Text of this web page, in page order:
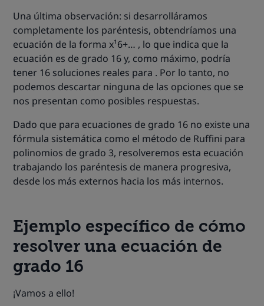
Una última observación: si desarrolláramos
completamente los paréntesis, obtendríamos una
ecuación de la forma x¹6+… , lo que indica que la
ecuación es de grado 16 y, como máximo, podría
tener 16 soluciones reales para . Por lo tanto, no
podemos descartar ninguna de las opciones que se
nos presentan como posibles respuestas.
Dado que para ecuaciones de grado 16 no existe una
fórmula sistemática como el método de Ruffini para
polinomios de grado 3, resolveremos esta ecuación
trabajando los paréntesis de manera progresiva,
desde los más externos hacia los más internos.
Ejemplo específico de cómo
resolver una ecuación de
grado 16
¡Vamos a ello!